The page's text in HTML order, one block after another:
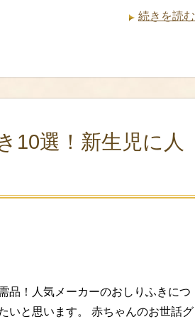
続きを読む
10選！新生児に人
品！人気メーカーのおしりふきにつ
いと思います。 赤ちゃんのお世話グ